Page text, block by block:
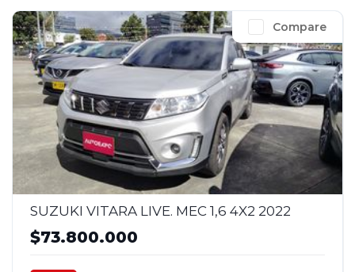
Compare
SUZUKI VITARA LIVE. MEC 1,6 4X2 2022
$73.800.000